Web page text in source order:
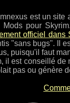
est un site
Mods pour
officiel dans
"sans bugs". Il
puisqu'il faut
il est conseillé de
pas ou génère